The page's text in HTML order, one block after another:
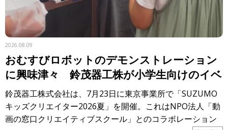
2026.08.09
おむすびロボットのデモンストレーション
に興味津々 鈴茂器工株が小学生向けのイベ
ントを開催！
鈴茂器工株式会社は、7月23日に東京事業所で「SUZUMO
キッズクリエイター2026夏」を開催。これはNPO法人「動
画の窓口クリエイティブスクール」とのコラボレーション